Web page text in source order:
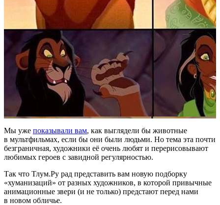
Мы уже показывали вам, как выглядели бы животные
в мультфильмах, если бы они были людьми. Но тема эта почти
безграничная, художники её очень любят и перерисовывают
любимых героев с завидной регулярностью.
Так что Тлум.Ру рад представить вам новую подборку
«хуманизаций» от разных художников, в которой привычные
анимационные звери (и не только) предстают перед нами
в новом обличье.